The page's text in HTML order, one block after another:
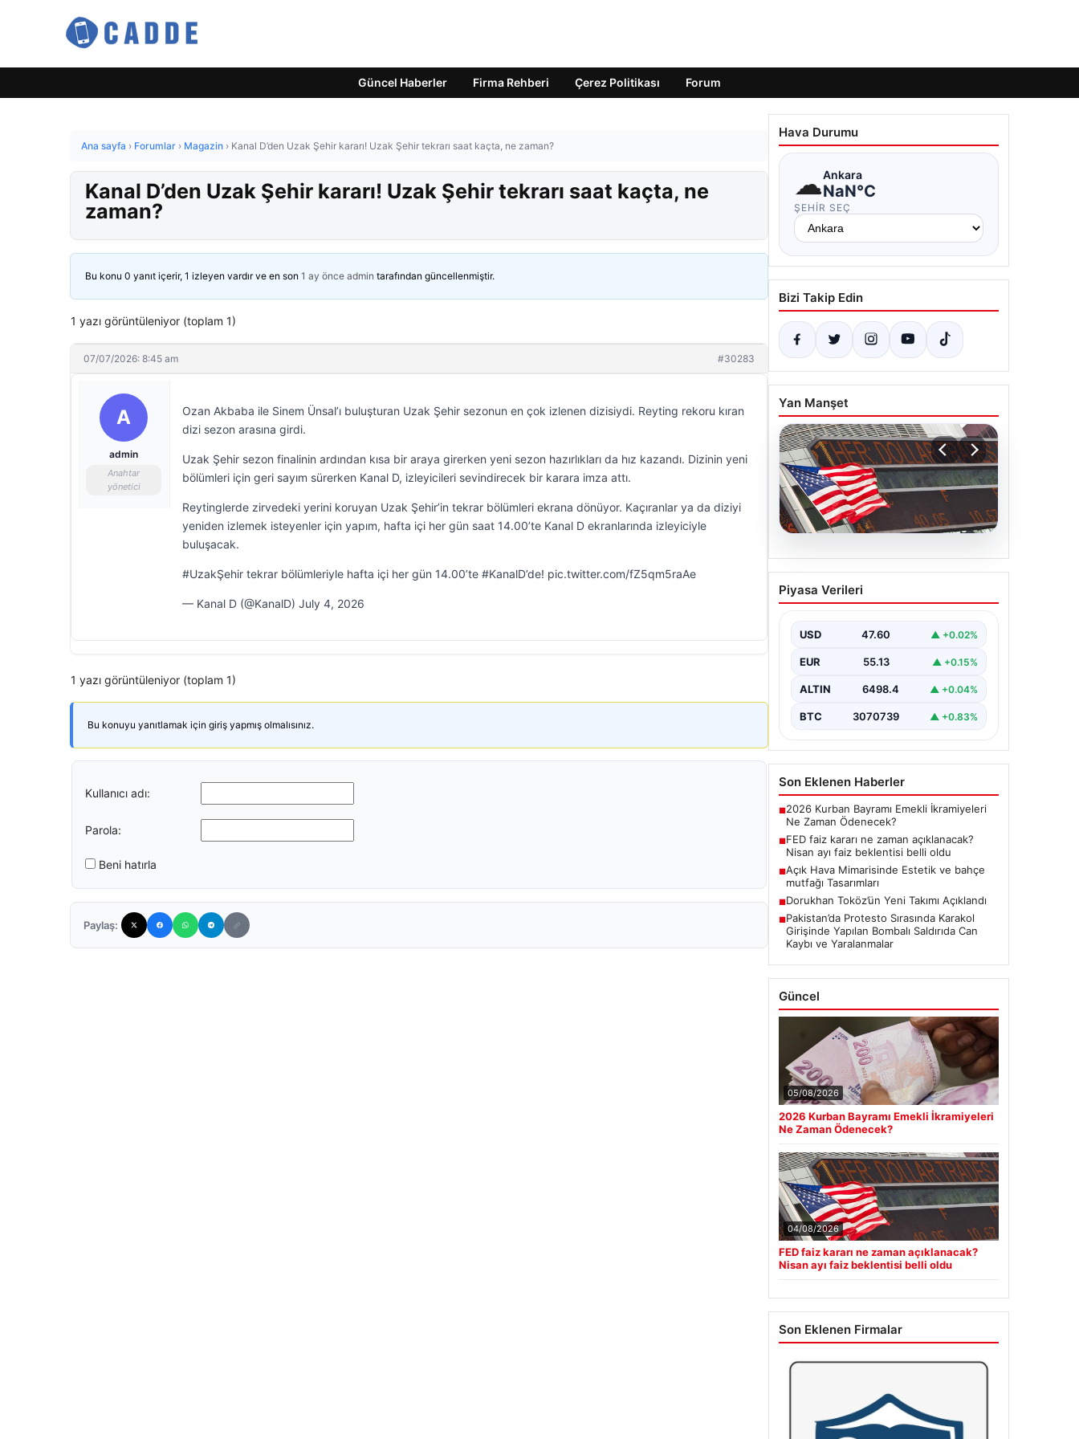
Güncel Haberler Firma Rehberi Çerez Politikası Forum
Ana sayfa › Forumlar › Magazin › Kanal D’den Uzak Şehir kararı! Uzak Şehir tekrarı saat kaçta, ne zaman?
Kanal D’den Uzak Şehir kararı! Uzak Şehir tekrarı saat kaçta, ne
zaman?
Bu konu 0 yanıt içerir, 1 izleyen vardır ve en son 1 ay önce admin tarafından güncellenmiştir.
1 yazı görüntüleniyor (toplam 1)
07/07/2026: 8:45 am #30283
A
admin
Anahtar
yönetici
Ozan Akbaba ile Sinem Ünsal’ı buluşturan Uzak Şehir sezonun en çok izlenen dizisiydi. Reyting rekoru kıran
dizi sezon arasına girdi.
Uzak Şehir sezon finalinin ardından kısa bir araya girerken yeni sezon hazırlıkları da hız kazandı. Dizinin yeni
bölümleri için geri sayım sürerken Kanal D, izleyicileri sevindirecek bir karara imza attı.
Reytinglerde zirvedeki yerini koruyan Uzak Şehir’in tekrar bölümleri ekrana dönüyor. Kaçıranlar ya da diziyi
yeniden izlemek isteyenler için yapım, hafta içi her gün saat 14.00’te Kanal D ekranlarında izleyiciyle
buluşacak.
#UzakŞehir tekrar bölümleriyle hafta içi her gün 14.00’te #KanalD’de! pic.twitter.com/fZ5qm5raAe
— Kanal D (@KanalD) July 4, 2026
1 yazı görüntüleniyor (toplam 1)
Bu konuyu yanıtlamak için giriş yapmış olmalısınız.
Kullanıcı adı:
Parola:
Beni hatırla
Paylaş:
Hava Durumu
☁Ankara
NaN°C
ŞEHIR SEÇ
Bizi Takip Edin
Yan Manşet
04.08.2026
FED faiz kararı ne zaman
açıklanacak? Nisan ayı
Piyasa Verileri
USD 47.60 ▲ +0.02%
EUR 55.13 ▲ +0.15%
ALTIN 6498.4 ▲ +0.04%
BTC 3070739 ▲ +0.83%
Son Eklenen Haberler
■2026 Kurban Bayramı Emekli İkramiyeleri
Ne Zaman Ödenecek?
■FED faiz kararı ne zaman açıklanacak?
Nisan ayı faiz beklentisi belli oldu
■Açık Hava Mimarisinde Estetik ve bahçe
mutfağı Tasarımları
■Dorukhan Toköz’ün Yeni Takımı Açıklandı
■Pakistan’da Protesto Sırasında Karakol
Girişinde Yapılan Bombalı Saldırıda Can
Kaybı ve Yaralanmalar
Güncel
05/08/2026
2026 Kurban Bayramı Emekli İkramiyeleri
Ne Zaman Ödenecek?
04/08/2026
FED faiz kararı ne zaman açıklanacak?
Nisan ayı faiz beklentisi belli oldu
Son Eklenen Firmalar